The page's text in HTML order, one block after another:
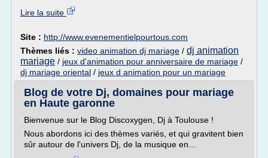
Lire la suite
Site : http://www.evenementielpourtous.com
Thèmes liés : video animation dj mariage / dj animation
mariage / jeux d'animation pour anniversaire de mariage /
dj mariage oriental / jeux d animation pour un mariage
Blog de votre Dj, domaines pour mariage
en Haute garonne
Bienvenue sur le Blog Discoxygen, Dj à Toulouse !
Nous abordons ici des thèmes variés, et qui gravitent bien
sûr autour de l'univers Dj, de la musique en...